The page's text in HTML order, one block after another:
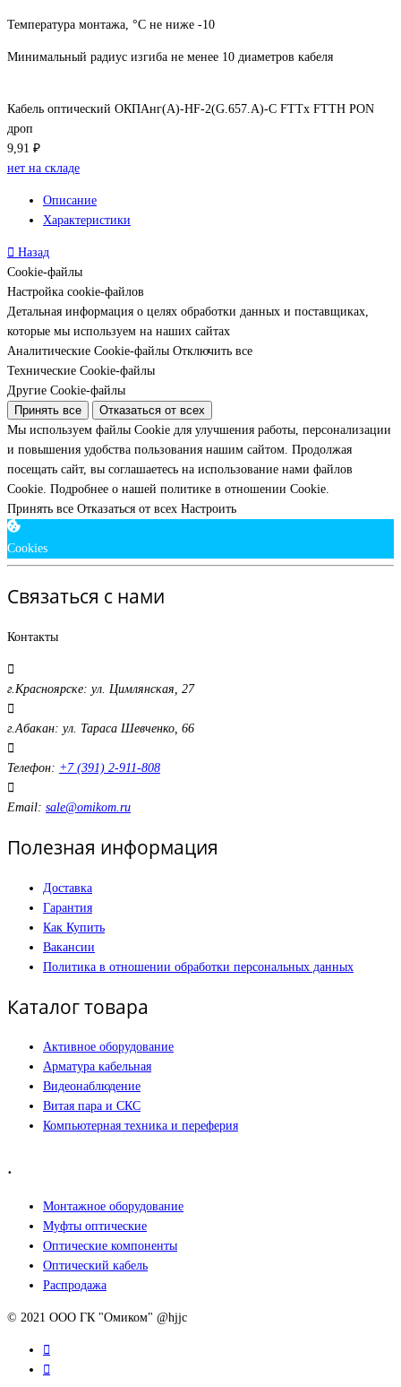
Температура монтажа, °С не ниже -10
Минимальный радиус изгиба не менее 10 диаметров кабеля
Кабель оптический ОКПАнг(А)-HF-2(G.657.А)-С FTTx FTTH PON
дроп
9,91 ₽
нет на складе
Описание
Характеристики
Назад
Cookie-файлы
Настройка cookie-файлов
Детальная информация о целях обработки данных и поставщиках,
которые мы используем на наших сайтах
Аналитические Cookie-файлы Отключить все
Технические Cookie-файлы
Другие Cookie-файлы
Принять все
Отказаться от всех
Мы используем файлы Cookie для улучшения работы, персонализации
и повышения удобства пользования нашим сайтом. Продолжая
посещать сайт, вы соглашаетесь на использование нами файлов
Cookie. Подробнее о нашей политике в отношении Cookie.
Принять все Отказаться от всех Настроить
Cookies
Связаться с нами
Контакты
г.Красноярске: ул. Цимлянская, 27
г.Абакан: ул. Тараса Шевченко, 66
Телефон: +7 (391) 2-911-808
Email: sale@omikom.ru
Полезная информация
Доставка
Гарантия
Как Купить
Вакансии
Политика в отношении обработки персональных данных
Каталог товара
Активное оборудование
Арматура кабельная
Видеонаблюдение
Витая пара и СКС
Компьютерная техника и переферия
.
Монтажное оборудование
Муфты оптические
Оптические компоненты
Оптический кабель
Распродажа
© 2021 ООО ГК "Омиком" @hjjc